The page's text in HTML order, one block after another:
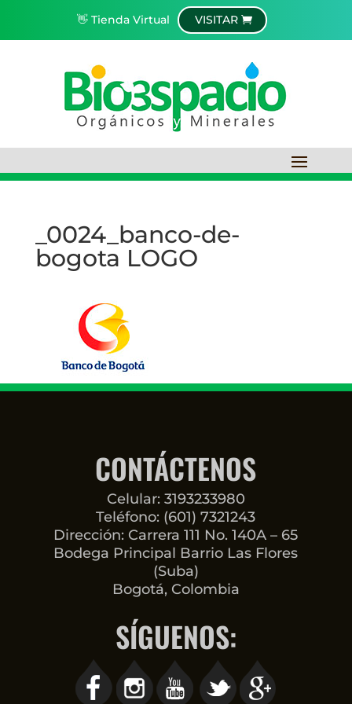
👋 Tienda Virtual VISITAR
_0024_banco-de-
bogota LOGO
CONTÁCTENOS
Celular: 3193233980
Teléfono: (601) 7321243
Dirección: Carrera 111 No. 140A – 65
Bodega Principal Barrio Las Flores
(Suba)
Bogotá, Colombia
SÍGUENOS: